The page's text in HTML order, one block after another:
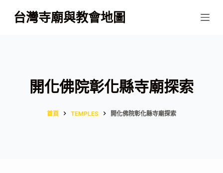
跳
至
台灣寺廟與教會地圖
開化佛院彰化縣寺廟探索
首頁 TEMPLES 開化佛院彰化縣寺廟探索